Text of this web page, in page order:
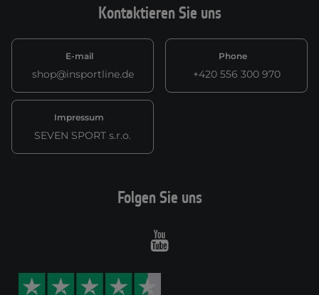
Kontaktieren Sie uns
E-mail
shop@insportline.de
Phone
+420 556 300 970
Impressum
SEVEN SPORT s.r.o.
Folgen Sie uns
Youtube